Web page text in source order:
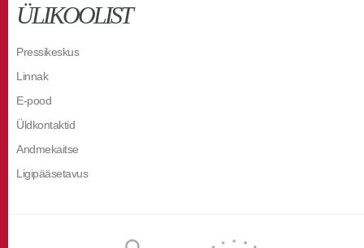
ÜLIKOOLIST
Pressikeskus
Linnak
E-pood
Üldkontaktid
Andmekaitse
Ligipääsetavus